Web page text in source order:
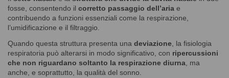
fosse, consentendo il corretto passaggio dell’aria e
contribuendo a funzioni essenziali come la respirazione,
l’umidificazione e il filtraggio.
Quando questa struttura presenta una deviazione , la fisiologia
respiratoria può alterarsi in modo significativo, con ripercussioni
che non riguardano soltanto la respirazione diurna , ma
anche, e soprattutto, la qualità del sonno.